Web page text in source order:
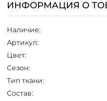
/
ИНФОРМАЦИЯ О
Наличие:
Артикул:
Цвет:
Сезон:
Тип ткани:
Состав: